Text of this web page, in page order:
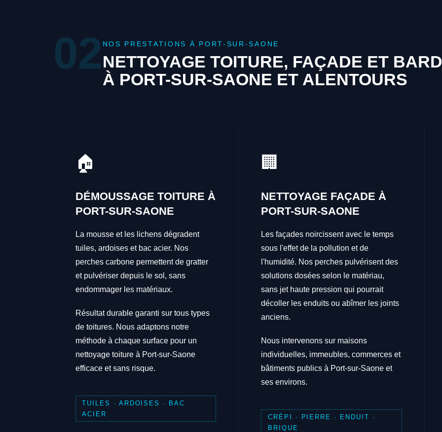
02 NOS PRESTATIONS À PORT-SUR-SAONE
NETTOYAGE TOITURE, FAÇADE ET
À PORT-SUR-SAONE ET ALENTOURS
🏠
DÉMOUSSAGE TOITURE À
PORT-SUR-SAONE
La mousse et les lichens dégradent
tuiles, ardoises et bac acier. Nos
perches carbone permettent de gratter
et pulvériser depuis le sol, sans
endommager les matériaux.
Résultat durable garanti sur tous types
de toitures. Nous adaptons notre
méthode à chaque surface pour un
nettoyage toiture à Port-sur-Saone
efficace et sans risque.
TUILES · ARDOISES · BAC
ACIER
🏢
NETTOYAGE FAÇADE À
PORT-SUR-SAONE
Les façades noircissent avec le temps
sous l'effet de la pollution et de
l'humidité. Nos perches pulvérisent des
solutions dosées selon le matériau,
sans jet haute pression qui pourrait
décoller les enduits ou abîmer les joints
anciens.
Nous intervenons sur maisons
individuelles, immeubles, commerces et
bâtiments publics à Port-sur-Saone et
ses environs.
CRÉPI · PIERRE · ENDUIT ·
BRIQUE